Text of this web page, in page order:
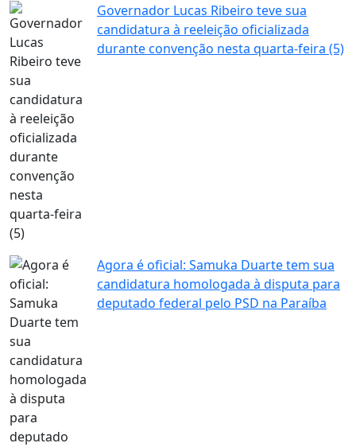
Governador Lucas Ribeiro teve sua
candidatura à reeleição oficializada
durante convenção nesta quarta-feira (5)
Agora é oficial: Samuka Duarte tem sua
candidatura homologada à disputa para
deputado federal pelo PSD na Paraíba